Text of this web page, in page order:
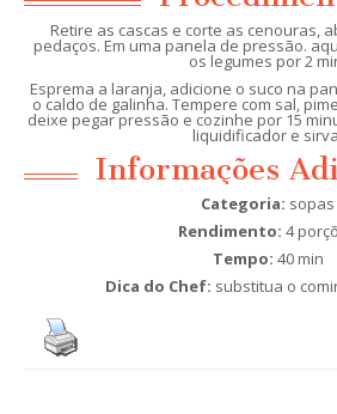
Retire as cascas e corte as cenouras,
pedaços. Em uma panela de pressão.
os legumes por 2
Esprema a laranja, adicione o suco na
o caldo de galinha. Tempere com sal,
deixe pegar pressão e cozinhe por 15
liquidificador e
Informações
Categoria: sopas
Rendimento: 4
Tempo: 40 min
Dica do Chef: substitua o